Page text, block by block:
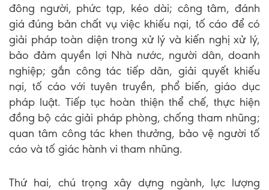
đông người, phức tạp, kéo dài; công tâm, đánh
giá đúng bản chất vụ việc khiếu nại, tố cáo để có
giải pháp toàn diện trong xử lý và kiến nghị xử lý,
bảo đảm quyền lợi Nhà nước, người dân, doanh
nghiệp; gắn công tác tiếp dân, giải quyết khiếu
nại, tố cáo với tuyên truyền, phổ biến, giáo dục
pháp luật. Tiếp tục hoàn thiện thể chế, thực hiện
đồng bộ các giải pháp phòng, chống tham nhũng;
quan tâm công tác khen thưởng, bảo vệ người tố
cáo và tố giác hành vi tham nhũng.
Thứ hai, chú trọng xây dựng ngành, lực lượng